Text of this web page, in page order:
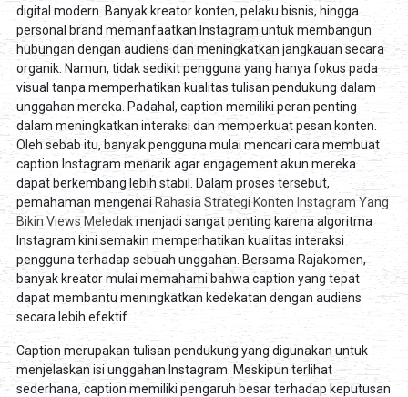
digital modern. Banyak kreator konten, pelaku bisnis, hingga
personal brand memanfaatkan Instagram untuk membangun
hubungan dengan audiens dan meningkatkan jangkauan secara
organik. Namun, tidak sedikit pengguna yang hanya fokus pada
visual tanpa memperhatikan kualitas tulisan pendukung dalam
unggahan mereka. Padahal, caption memiliki peran penting
dalam meningkatkan interaksi dan memperkuat pesan konten.
Oleh sebab itu, banyak pengguna mulai mencari cara membuat
caption Instagram menarik agar engagement akun mereka
dapat berkembang lebih stabil. Dalam proses tersebut,
pemahaman mengenai Rahasia Strategi Konten Instagram Yang
Bikin Views Meledakmenjadi sangat penting karena algoritma
Instagram kini semakin memperhatikan kualitas interaksi
pengguna terhadap sebuah unggahan. Bersama Rajakomen,
banyak kreator mulai memahami bahwa caption yang tepat
dapat membantu meningkatkan kedekatan dengan audiens
secara lebih efektif.
Caption merupakan tulisan pendukung yang digunakan untuk
menjelaskan isi unggahan Instagram. Meskipun terlihat
sederhana, caption memiliki pengaruh besar terhadap keputusan